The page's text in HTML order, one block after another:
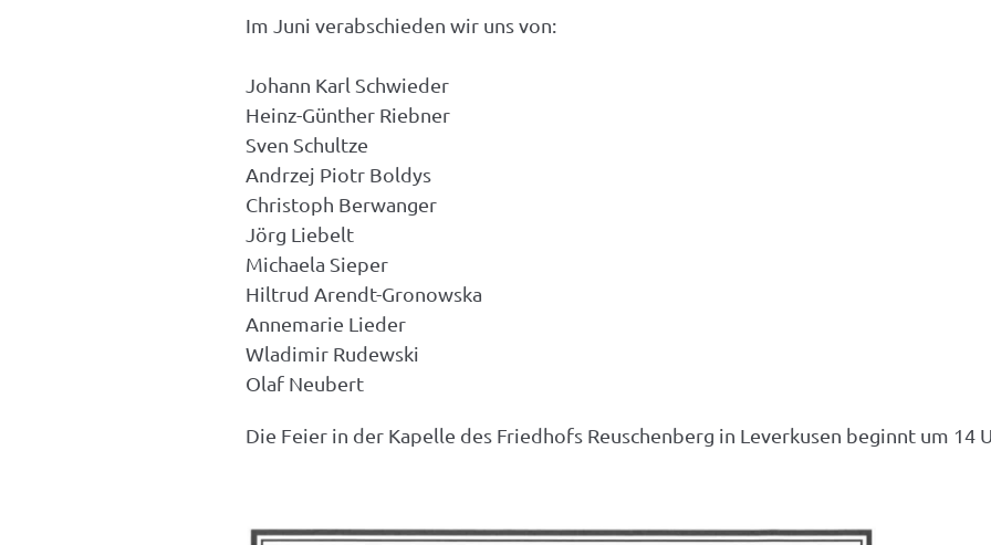
Im Juni verabschieden wir uns von:
Johann Karl Schwieder
Heinz-Günther Riebner
Sven Schultze
Andrzej Piotr Boldys
Christoph Berwanger
Jörg Liebelt
Michaela Sieper
Hiltrud Arendt-Gronowska
Annemarie Lieder
Wladimir Rudewski
Olaf Neubert
Die Feier in der Kapelle des Friedhofs Reuschenberg in Leverkusen beginnt um 14